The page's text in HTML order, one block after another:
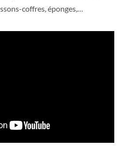
coffres, éponges,…